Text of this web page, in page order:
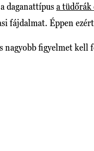
daganattípusa tüdőrák
fájdalmat. Éppen
nagyobb figyelmet kell